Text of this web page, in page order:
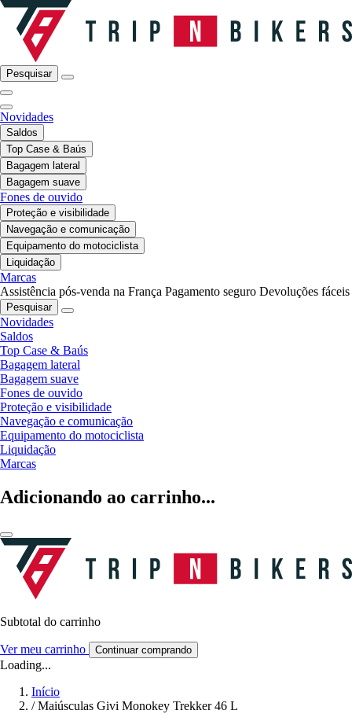
Pesquisar
Novidades
Saldos
Top Case & Baús
Bagagem lateral
Bagagem suave
Fones de ouvido
Proteção e visibilidade
Navegação e comunicação
Equipamento do motociclista
Liquidação
Marcas
Assistência pós-venda na França Pagamento seguro Devoluções fáceis
Pesquisar
Novidades
Saldos
Top Case & Baús
Bagagem lateral
Bagagem suave
Fones de ouvido
Proteção e visibilidade
Navegação e comunicação
Equipamento do motociclista
Liquidação
Marcas
Adicionando ao carrinho...
Subtotal do carrinho
Ver meu carrinho Continuar comprando
Loading...
Início
/ Maiúsculas Givi Monokey Trekker 46 L